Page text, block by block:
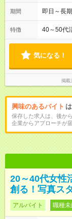
期間 即日～長期
特徴 40～50代
気になる！
掲載
興味のあるバイト
保存した求人は、後か
企業からアプローチが
20～40代女性
創る！写真ス
アルバイト 職種